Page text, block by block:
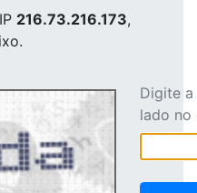
216.73.216.173,
Digite
lado no